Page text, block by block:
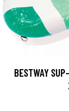
BESTWAY